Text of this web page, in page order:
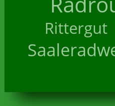
Rittergut